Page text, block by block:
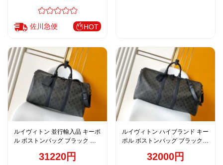
佐川急便 HOT
ルイヴィトン 並行輸入品 キーポ
ル ボストンバッグ ブラック モ
31220円
ルイヴィトン ハイブランド キー
ポル ボストンバッグ ブラック
32000円